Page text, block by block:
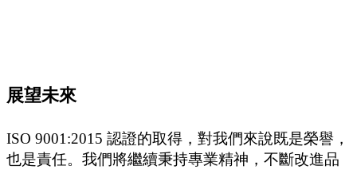
展望未來
ISO 9001:2015 認證的取得，對我們來說既是榮譽，
也是責任。我們將繼續秉持專業精神，不斷改進品